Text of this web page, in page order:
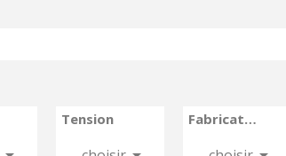
Tension Fabrication